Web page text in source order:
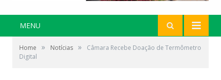
MENU
Home » Notícias »
Câmara Recebe Doação de Termômetro
Digital